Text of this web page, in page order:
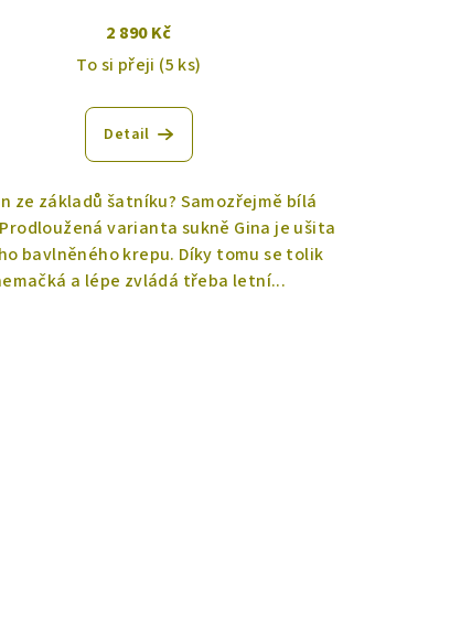
2 890 Kč
To si přeji (5 ks)
Detail
ze základů šatníku? Samozřejmě bílá
varianta sukně Gina je ušita
bavlněného krepu. Díky tomu se tolik
a lépe zvládá třeba letní...